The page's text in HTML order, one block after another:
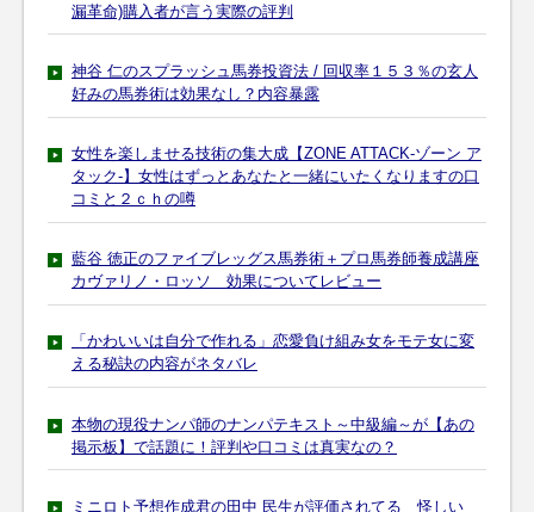
漏革命)購入者が言う実際の評判
神谷 仁のスプラッシュ馬券投資法 / 回収率１５３％の玄人
好みの馬券術は効果なし？内容暴露
女性を楽しませる技術の集大成【ZONE ATTACK-ゾーン ア
タック-】女性はずっとあなたと一緒にいたくなりますの口
コミと２ｃｈの噂
藍谷 徳正のファイブレッグス馬券術＋プロ馬券師養成講座
カヴァリノ・ロッソ 効果についてレビュー
「かわいいは自分で作れる」恋愛負け組み女をモテ女に変
える秘訣の内容がネタバレ
本物の現役ナンパ師のナンパテキスト～中級編～が【あの
掲示板】で話題に！評判や口コミは真実なの？
ミニロト予想作成君の田中 民生が評価されてる 怪しい